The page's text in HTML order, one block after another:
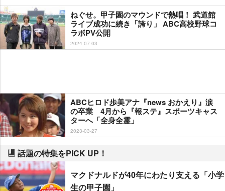
ねぐせ。甲子園のマウンドで熱唱！ 武道館
ライブ成功に続き「誇り」 ABC高校野球コ
ラボPV公開
2024-07-03
ABCヒロド歩美アナ『news おかえり』涙
の卒業 4月から『報ステ』スポーツキャス
ターへ「全身全霊」
2023-03-27
話題の特集をPICK UP！
マクドナルドが40年にわたり支える「小学
生の甲子園」